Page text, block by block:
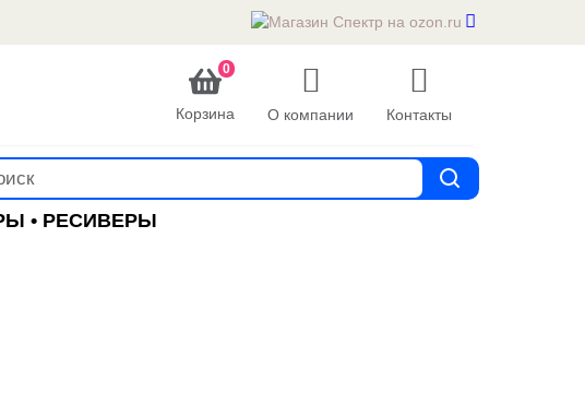
0
Корзина О компании Контакты
• РЕСИВЕРЫ